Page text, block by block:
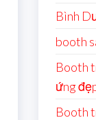
Bình
booth
Booth
ứng
Booth